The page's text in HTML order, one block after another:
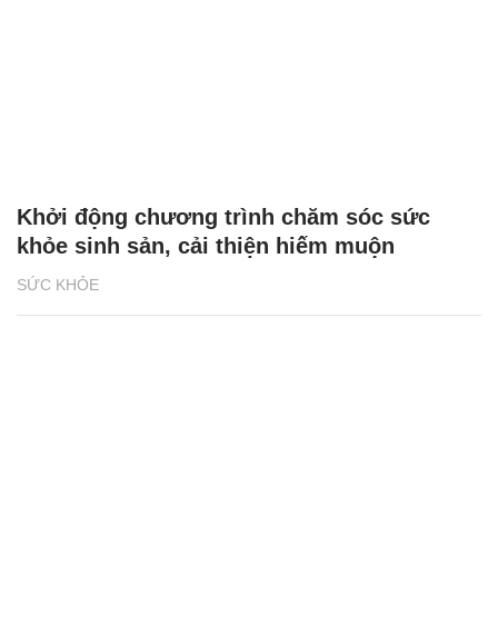
SỨC KHỎE
Khởi động chương trình chăm sóc sức
khỏe sinh sản, cải thiện hiếm muộn